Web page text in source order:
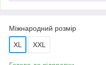
Міжнародний розмір
XL XXL